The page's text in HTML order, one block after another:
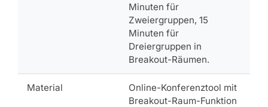
Minuten für
Zweiergruppen, 15
Minuten für
Dreiergruppen in
Breakout-Räumen.
Material
Online-Konferenztool mit
Breakout-Raum-Funktion